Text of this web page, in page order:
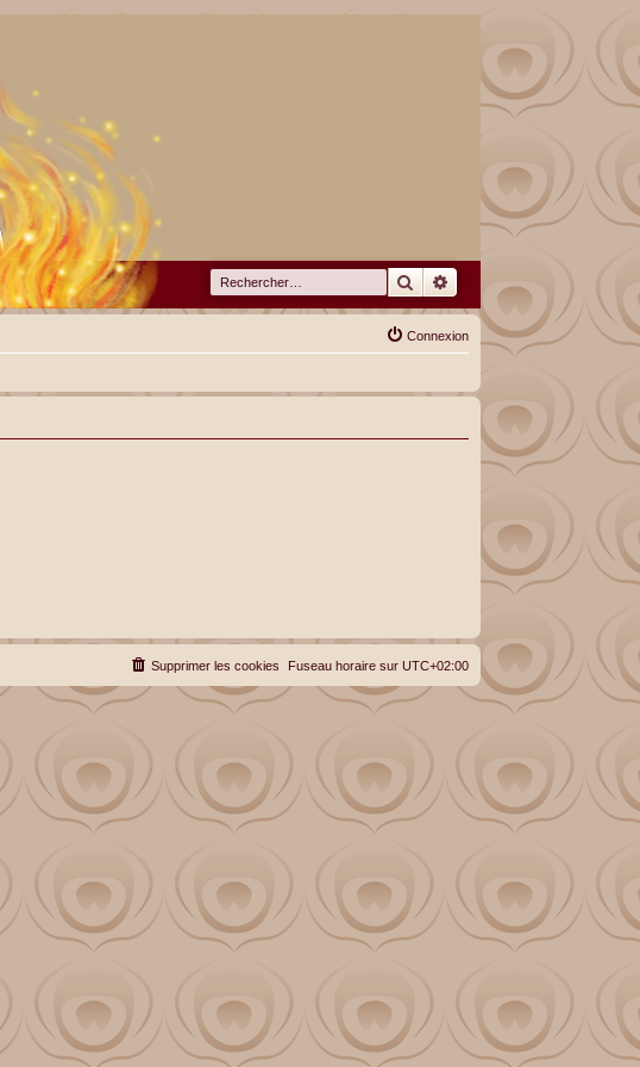
RechercherRecherche avancée
Connexion
Fuseau horaire sur UTC+02:00
Supprimer les cookies